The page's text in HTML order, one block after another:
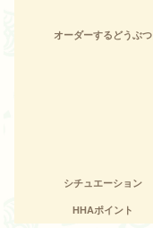
オーダーするどうぶつ
シチュエーション
HHAポイント